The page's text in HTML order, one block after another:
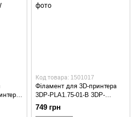
Код товара: 1501017
Фiламент для 3D-принтера
3DP-PLA1.75-01-B 3DP-
PLA1.75-01-B
749 грн